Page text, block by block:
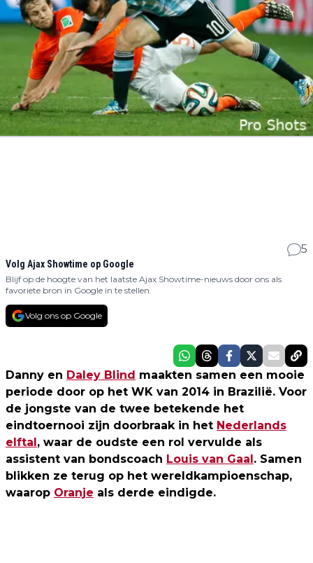
5
Volg Ajax Showtime op Google
Blijf op de hoogte van het laatste Ajax Showtime-nieuws door ons als
favoriete bron in Google in te stellen.
Volg ons op Google
Danny en Daley Blind maakten samen een mooie
periode door op het WK van 2014 in Brazilië. Voor
de jongste van de twee betekende het
eindtoernooi zijn doorbraak in het Nederlands
elftal, waar de oudste een rol vervulde als
assistent van bondscoach Louis van Gaal. Samen
blikken ze terug op het wereldkampioenschap,
waarop Oranje als derde eindigde.